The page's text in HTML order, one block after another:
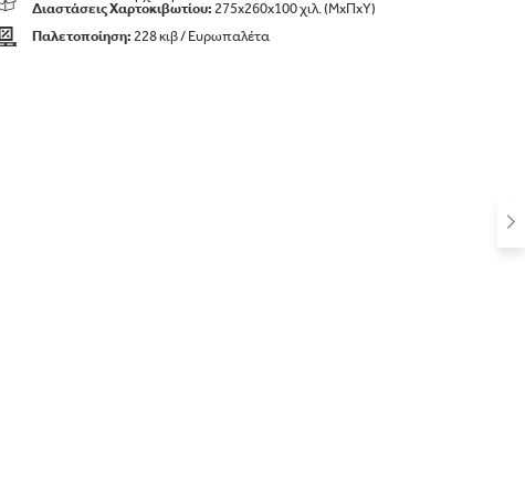
Διαστάσεις Χαρτοκιβωτίου: 275x260x100 χιλ. (ΜxΠxΥ)
Παλετοπoίηση: 228 κιβ / Ευρωπαλέτα